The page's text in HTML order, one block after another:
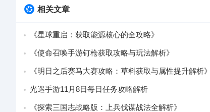
相关文章
《星球重启：获取能源核心的全攻略》
《使命召唤手游钉枪获取攻略与玩法解析》
《明日之后赛马大赛攻略：草料获取与属性提升解析》
光遇手游11月8日每日任务攻略解析
《探索三国志战略版：上兵伐谋战法全解析》